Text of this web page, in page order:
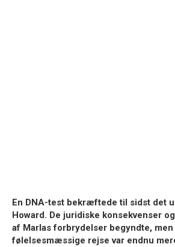
En DNA-test bekræftede til sidst det
Howard. De juridiske konsekvenser
af Marlas forbrydelser begyndte, men
følelsesmæssige rejse var endnu